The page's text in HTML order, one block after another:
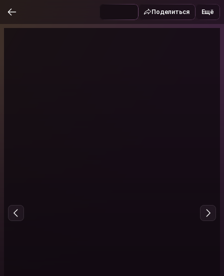
Поделиться Ещё